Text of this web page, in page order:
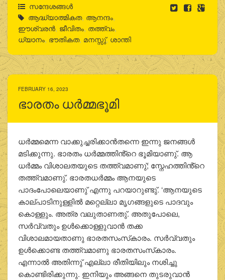
സന്ദേശങ്ങൾ
ആദ്ധ്യാത്മികത, ആനന്ദം,
ഈശ്വരന്‍, ജീവിതം, തത്ത്വം,
ധ്യാനം, ഭൗതികത, മനസ്സു്, ശാന്തി
FEBRUARY 16, 2023
ഭാരതം ധര്‍മ്മഭൂമി
ധര്‍മ്മമെന്ന വാക്കുച്ചരിക്കാന്‍തന്നെ ഇന്നു ജനങ്ങള്‍
മടിക്കുന്നു. ഭാരതം ധര്‍മ്മത്തിൻ്റെ ഭൂമിയാണു്. ആ
ധര്‍മ്മം വിശാലതയുടെ തത്ത്വമാണു്; സ്നേഹത്തിൻ്റെ
തത്ത്വമാണു്. ഭാരതധര്‍മ്മം ആനയുടെ
പാദംപോലെയാണു് എന്നു പറയാറുണ്ടു്. ‘ആനയുടെ
കാല്പാടിനുള്ളില്‍ മറ്റെല്ലാ മൃഗങ്ങളുടെ പാദവും
കൊള്ളും. അത്ര വലുതാണതു്. അതുപോലെ,
സര്‍വ്വതും ഉള്‍ക്കൊള്ളുവാന്‍ തക്ക
വിശാലമായതാണു ഭാരതസംസ്‌കാരം. സര്‍വ്വതും
ഉള്‍ക്കൊണ്ട തത്ത്വമാണു ഭാരതസംസ്‌കാരം.
എന്നാല്‍ അതിന്നു് എല്ലാ രീതിയിലും നശിച്ചു
കൊണ്ടിരിക്കുന്നു. ഇനിയും അങ്ങനെ തുടരുവാന്‍